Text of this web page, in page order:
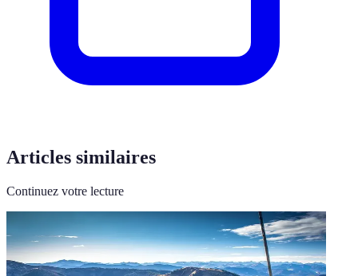
Articles similaires
Continuez votre lecture